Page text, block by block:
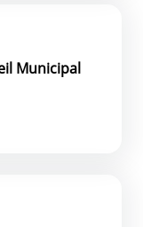
Municipal